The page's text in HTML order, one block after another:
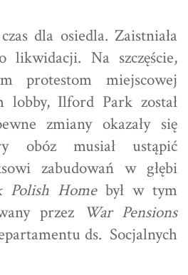
dla osiedla. Zaistniała
likwidacji. Na szczęście,
protestom miejscowej
lobby, Ilford Park został
zmiany okazały się
obóz musiał ustąpić
zabudowań w głębi
Polish Homebył w tym
przez War Pensions
ds. Socjalnych